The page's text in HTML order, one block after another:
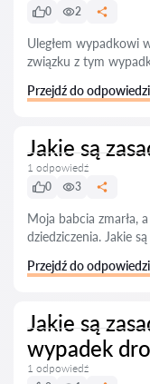
0
2
Uległem wypadkowi
związku z tym
Przejdź do odpowiedzi
Jakie są
1 odpowiedź
0
3
Moja babcia zmarła,
dziedziczenia. Jakie
Przejdź do odpowiedzi
Jakie są
wypadek
1 odpowiedź